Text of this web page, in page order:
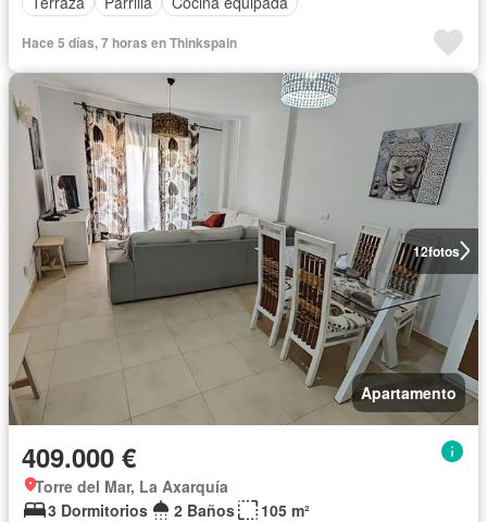
Hace 5 días, 7 horas en Thinkspain
12fotos
Apartamento
409.000 €
Torre del Mar, La Axarquía
3 Dormitorios
2 Baños
105 m²